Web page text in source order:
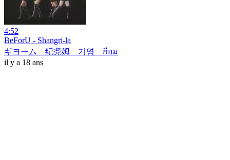
4:52
BeForU - Shangri-la
ギヨーム 纪尧姆 기염 กียม
il y a 18 ans